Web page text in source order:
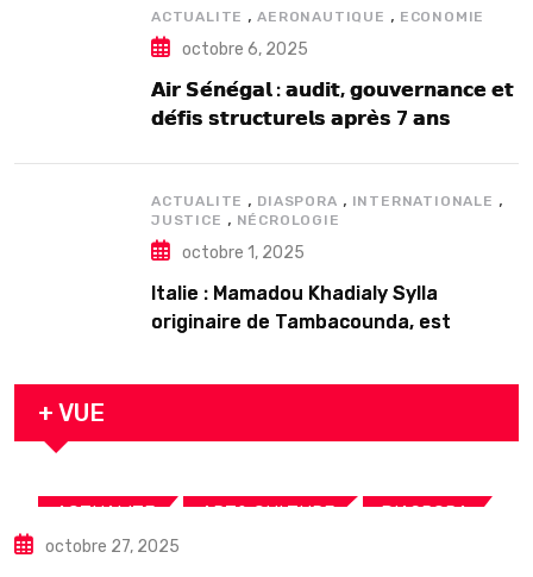
ACTUALITE ,AERONAUTIQUE , ECONOMIE
octobre 6, 2025
𝗔𝗶𝗿 𝗦𝗲́𝗻𝗲́𝗴𝗮𝗹 : 𝗮𝘂𝗱𝗶𝘁, 𝗴𝗼𝘂𝘃𝗲𝗿𝗻𝗮𝗻𝗰𝗲 𝗲𝘁
𝗱𝗲́𝗳𝗶𝘀 𝘀𝘁𝗿𝘂𝗰𝘁𝘂𝗿𝗲𝗹𝘀 𝗮𝗽𝗿𝗲̀𝘀 7 𝗮𝗻𝘀
ACTUALITE , DIASPORA , INTERNATIONALE ,
JUSTICE , NÉCROLOGIE
octobre 1, 2025
Italie : Mamadou Khadialy Sylla
originaire de Tambacounda, est
arrestation
+ VUE
ACTUALITE ART& CULTURE DIASPORA
TOURISME
octobre 27, 2025